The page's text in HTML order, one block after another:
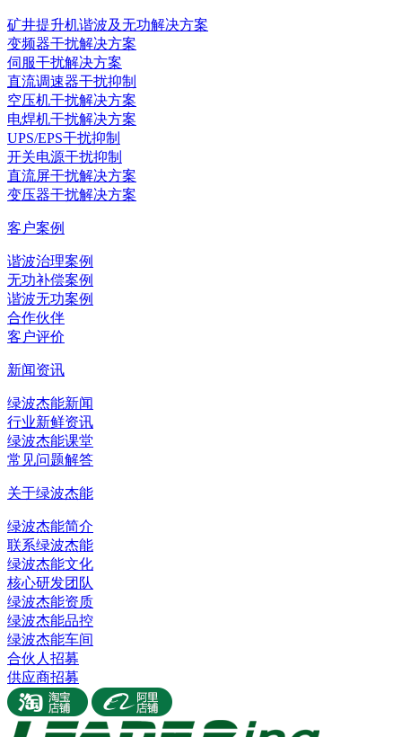
矿井提升机谐波及无功解决方案
变频器干扰解决方案
伺服干扰解决方案
直流调速器干扰抑制
空压机干扰解决方案
电焊机干扰解决方案
UPS/EPS干扰抑制
开关电源干扰抑制
直流屏干扰解决方案
变压器干扰解决方案
客户案例
谐波治理案例
无功补偿案例
谐波无功案例
合作伙伴
客户评价
新闻资讯
绿波杰能新闻
行业新鲜资讯
绿波杰能课堂
常见问题解答
关于绿波杰能
绿波杰能简介
联系绿波杰能
绿波杰能文化
核心研发团队
绿波杰能资质
绿波杰能品控
绿波杰能车间
合伙人招募
供应商招募